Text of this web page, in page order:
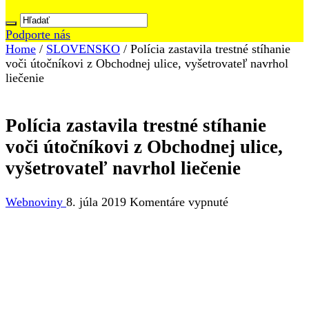
Podporte nás
Home / SLOVENSKO / Polícia zastavila trestné stíhanie
voči útočníkovi z Obchodnej ulice, vyšetrovateľ navrhol
liečenie
Polícia zastavila trestné stíhanie
voči útočníkovi z Obchodnej ulice,
vyšetrovateľ navrhol liečenie
Webnoviny 8. júla 2019 Komentáre vypnuténa